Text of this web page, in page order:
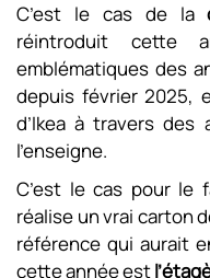
C’est le cas de la
réintroduit cette
emblématiques des
depuis février 2025,
d’Ikea à travers
l’enseigne.
C’est le cas pour le
réalise un vrai carton
référence qui aurait
cette année est